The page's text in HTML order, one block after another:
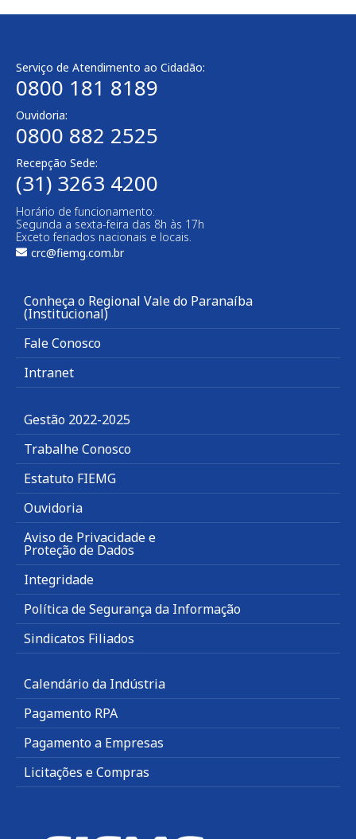
Serviço de Atendimento ao Cidadão:
0800 181 8189
Ouvidoria:
0800 882 2525
Recepção Sede:
(31) 3263 4200
Horário de funcionamento:
Segunda a sexta-feira das 8h às 17h
Exceto feriados nacionais e locais.
crc@fiemg.com.br
Conheça o Regional Vale do Paranaíba
(Institucional)
Fale Conosco
Intranet
Gestão 2022-2025
Trabalhe Conosco
Estatuto FIEMG
Ouvidoria
Aviso de Privacidade e
Proteção de Dados
Integridade
Política de Segurança da Informação
Sindicatos Filiados
Calendário da Indústria
Pagamento RPA
Pagamento a Empresas
Licitações e Compras